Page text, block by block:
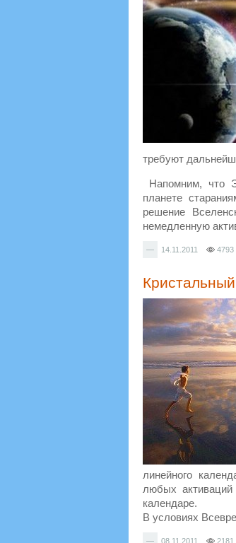
требуют
Напомним, что
планете
решение
немедленную
— 14.11.2011 4793
линейного
любых активаций
календаре.
В условиях
— 08.11.2011 2181